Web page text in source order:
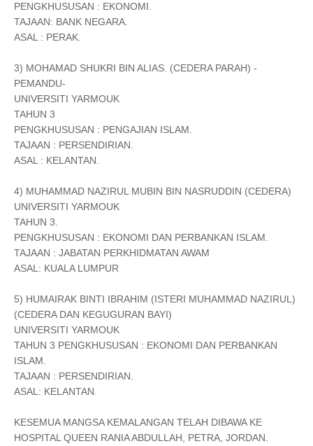
PENGKHUSUSAN : EKONOMI.
TAJAAN: BANK NEGARA.
ASAL : PERAK.
3) MOHAMAD SHUKRI BIN ALIAS. (CEDERA PARAH) -
PEMANDU-
UNIVERSITI YARMOUK
TAHUN 3
PENGKHUSUSAN : PENGAJIAN ISLAM.
TAJAAN : PERSENDIRIAN.
ASAL : KELANTAN.
4) MUHAMMAD NAZIRUL MUBIN BIN NASRUDDIN (CEDERA)
UNIVERSITI YARMOUK
TAHUN 3.
PENGKHUSUSAN : EKONOMI DAN PERBANKAN ISLAM.
TAJAAN : JABATAN PERKHIDMATAN AWAM
ASAL: KUALA LUMPUR
5) HUMAIRAK BINTI IBRAHIM (ISTERI MUHAMMAD NAZIRUL)
(CEDERA DAN KEGUGURAN BAYI)
UNIVERSITI YARMOUK
TAHUN 3 PENGKHUSUSAN : EKONOMI DAN PERBANKAN
ISLAM.
TAJAAN : PERSENDIRIAN.
ASAL: KELANTAN.
KESEMUA MANGSA KEMALANGAN TELAH DIBAWA KE
HOSPITAL QUEEN RANIA ABDULLAH, PETRA, JORDAN.